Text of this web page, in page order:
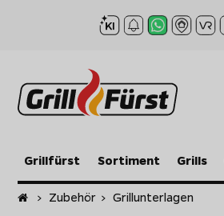
Grillfürst Sortiment Grills
Startseite
> Zubehör > Grillunterlagen